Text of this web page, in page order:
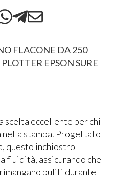
FLACONE DA 250
EPSON SURE
scelta eccellente per chi
stampa. Progettato
questo inchiostro
fluidità, assicurando che
puliti durante